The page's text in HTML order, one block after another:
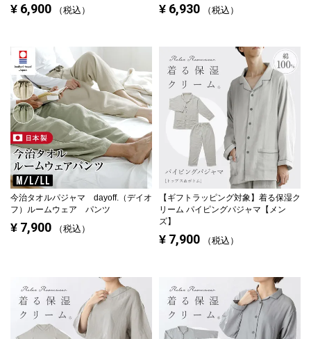
¥ 6,900 税込 ¥ 6,930 税込
今治タオルパジャマ dayoff.（デイオ
フ）ルームウェア パンツ
¥ 7,900 税込
【ギフトラッピング対象】 着る保湿ク
リーム パイピングパジャマ【メン
ズ】
¥ 7,900 税込